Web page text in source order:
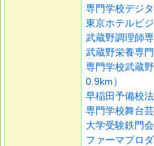
専門学校デジ
東京ホテルビ
武蔵野調理師
武蔵野栄養専
専門学校武蔵
0.9km）
早稲田予備校
専門学校舞台
大学受験鉄門
ファーマプロ